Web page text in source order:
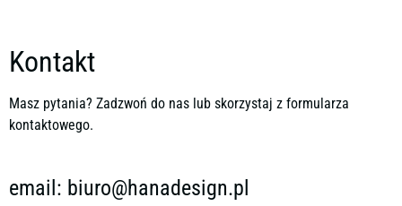
Kontakt
Masz pytania? Zadzwoń do nas lub skorzystaj z formularza
kontaktowego.
email: biuro@hanadesign.pl